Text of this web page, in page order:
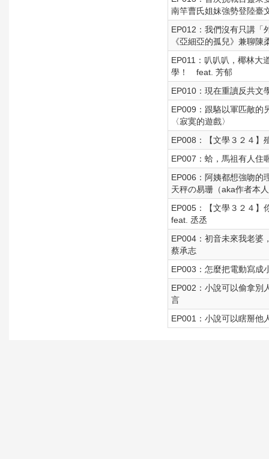
南竿曹氏姐妹強勢登陸臺
EP012：我們沒有只講「
《亞細亞的孤兒》兼聊陳
EP011：叭叭叭，椰林大
學！ feat. 芳郁
EP010：現在重讀反共文
EP009：跟駱以軍匹敵的
〈寂寞的遊戲〉
EP008：【文學３２４
EP007：蛤，馬祖有人住
EP006：阿姨都想強吻的
天秤の易珊（aka作者本
EP005：【文學３２４
feat. 丞丞
EP004：初音未來我老婆
蔡承志
EP003：怎麼把電動寫成
EP002：小說可以偷拿別
言
EP001：小說可以瞎掰他